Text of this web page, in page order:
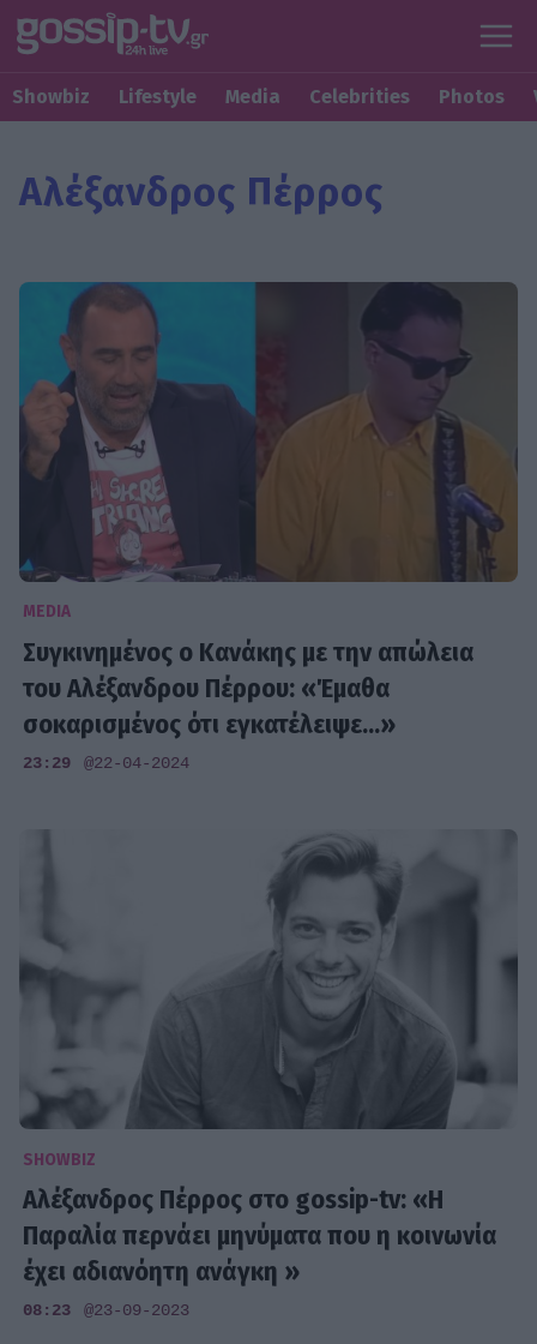
Showbiz Lifestyle Media Celebrities Photos
Αλέξανδρος Πέρρος
MEDIA
Συγκινημένος ο Κανάκης με την απώλεια
του Αλέξανδρου Πέρρου: «Έμαθα
σοκαρισμένος ότι εγκατέλειψε...»
23:29 @22-04-2024
SHOWBIZ
Αλέξανδρος Πέρρος στο gossip-tv: «Η
Παραλία περνάει μηνύματα που η κοινωνία
έχει αδιανόητη ανάγκη »
08:23 @23-09-2023